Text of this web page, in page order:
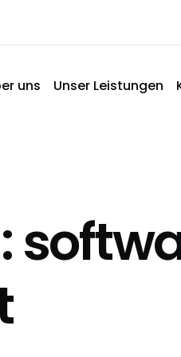
uns Unser Leistungen